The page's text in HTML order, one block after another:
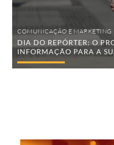
sua
COMUNICAÇÃO E MARKETING
DIA DO REPÓRTER: O
INFORMAÇÃO PARA A